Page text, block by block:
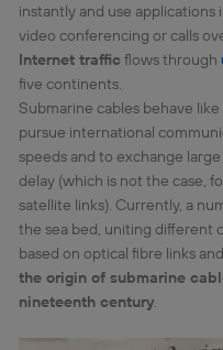
instantly and use
video conferencing or calls
Internet trafficflows through
five continents.
Submarine cables behave
pursue international
speeds and to exchange
delay (which is not the case,
satellite links). Currently, a
the sea bed, uniting different
based on optical fibre links
the origin of submarine
nineteenth century.